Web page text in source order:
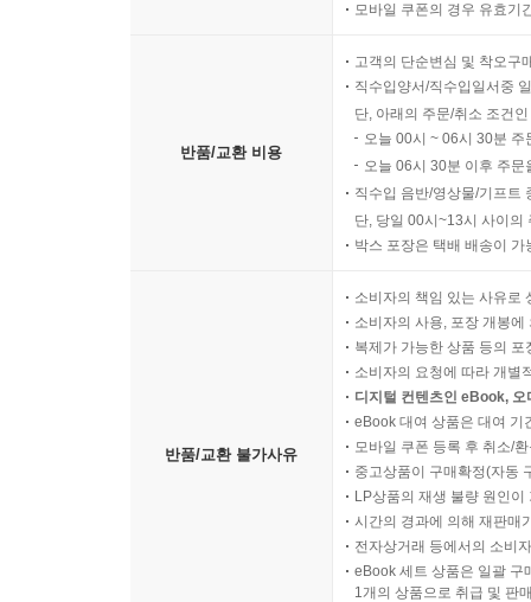
모바일 쿠폰의 경우 유효기
반품/교환 비용
고객의 단순변심 및 착오구
직수입양서/직수입일서중
단, 아래의 주문/취소 조건
오늘 00시 ~ 06시 30분
오늘 06시 30분 이후 주
직수입 음반/영상물/기프트
단, 당일 00시~13시 사이의
박스 포장은 택배 배송이
반품/교환 불가사유
소비자의 책임 있는 사유로
소비자의 사용, 포장 개봉
복제가 가능한 상품 등의
소비자의 요청에 따라 개별
디지털 컨텐츠인 eBook,
eBook 대여 상품은 대여 기
모바일 쿠폰 등록 후 취소/
중고상품이 구매확정(자동
LP상품의 재생 불량 원인
시간의 경과에 의해 재판매
전자상거래 등에서의 소비
eBook 세트 상품은 일괄 구
1개의 상품으로 취급 및 판